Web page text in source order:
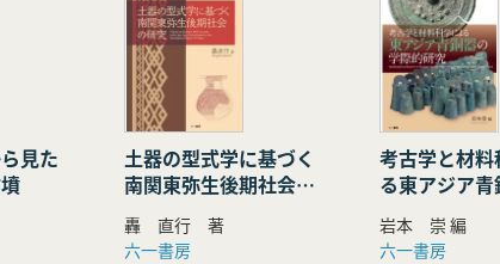
見た
土器の型式学に基づく
南関東弥生後期社会の
研究
轟 直行 著
六一書房
考古学と材料
る東アジア
際的研究
岩本 崇 編
六一書房